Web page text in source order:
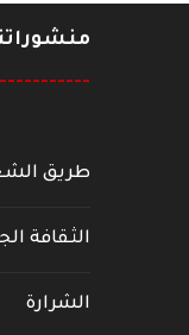
طريق
الثقافة
الشرارة